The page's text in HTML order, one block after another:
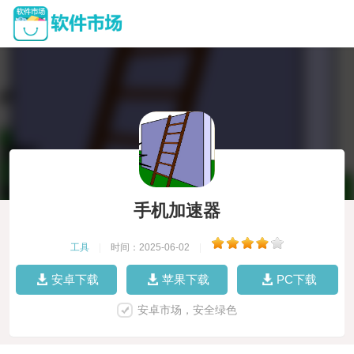
手机加速器
工具 时间：2025-06-02
安卓下载 苹果下载 PC下载
安卓市场，安全绿色